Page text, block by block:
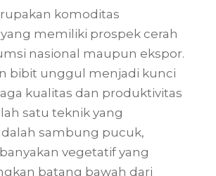
komoditas
memiliki prospek cerah
nasional maupun ekspor.
bibit unggul menjadi kunci
kualitas dan produktivitas
satu teknik yang
sambung pucuk,
vegetatif yang
batang bawah dari